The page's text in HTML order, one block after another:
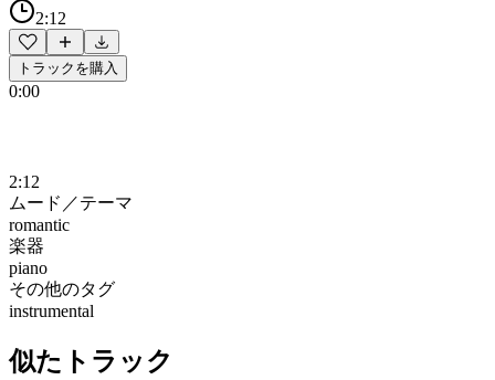
2:12
トラックを購入
0:00
2:12
ムード／テーマ
romantic
楽器
piano
その他のタグ
instrumental
似たトラック